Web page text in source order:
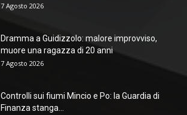
7 Agosto 2026
Dramma a Guidizzolo: malore improvviso,
muore una ragazza di 20 anni
7 Agosto 2026
Controlli sui fiumi Mincio e Po: la Guardia di
Finanza stanga...